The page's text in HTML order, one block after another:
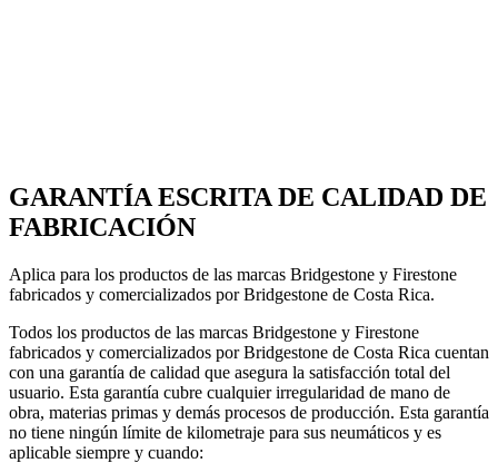
GARANTÍA ESCRITA DE CALIDAD DE
FABRICACIÓN
Aplica para los productos de las marcas Bridgestone y Firestone
fabricados y comercializados por Bridgestone de Costa Rica.
Todos los productos de las marcas Bridgestone y Firestone
fabricados y comercializados por Bridgestone de Costa Rica cuentan
con una garantía de calidad que asegura la satisfacción total del
usuario. Esta garantía cubre cualquier irregularidad de mano de
obra, materias primas y demás procesos de producción. Esta garantía
no tiene ningún límite de kilometraje para sus neumáticos y es
aplicable siempre y cuando: